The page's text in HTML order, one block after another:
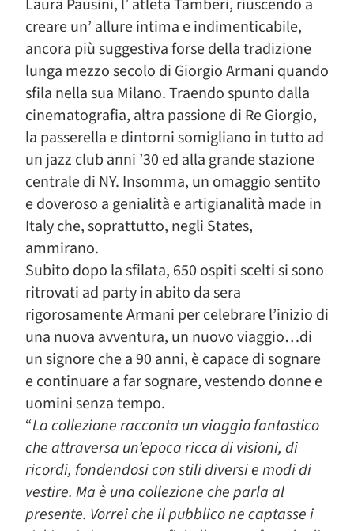
Laura Pausini, l’ atleta Tamberi, riuscendo a
creare un’ allure intima e indimenticabile,
ancora più suggestiva forse della tradizione
lunga mezzo secolo di Giorgio Armani quando
sfila nella sua Milano. Traendo spunto dalla
cinematografia, altra passione di Re Giorgio,
la passerella e dintorni somigliano in tutto ad
un jazz club anni ’30 ed alla grande stazione
centrale di NY. Insomma, un omaggio sentito
e doveroso a genialità e artigianalità made in
Italy che, soprattutto, negli States,
ammirano.
Subito dopo la sfilata, 650 ospiti scelti si sono
ritrovati ad party in abito da sera
rigorosamente Armani per celebrare l’inizio di
una nuova avventura, un nuovo viaggio…di
un signore che a 90 anni, è capace di sognare
e continuare a far sognare, vestendo donne e
uomini senza tempo.
“La collezione racconta un viaggio fantastico
che attraversa un’epoca ricca di visioni, di
ricordi, fondendosi con stili diversi e modi di
vestire. Ma è una collezione che parla al
presente. Vorrei che il pubblico ne captasse i